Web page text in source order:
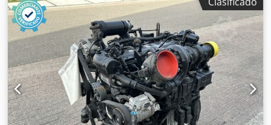
refrigeración:agua, Marca: Yanmar Modelo: 3TNV74F-
SNNS Año de fabricación: 2024, sin uso Número de serie:
Bajo petición Potencia (kW): 13,7 máx Combustible: Diésel
RPM: 3000 Chsdpjytf Skofx Aa Tja Dimensiones LxAxH
(mm): 530 x 460 x 560 Peso (kg) aprox.: 102 Unidades en
stock: 10 Fabricado en: Japón Comentarios: Motor
industrial para maquinaria, nuevo, varias unidades en
stock.